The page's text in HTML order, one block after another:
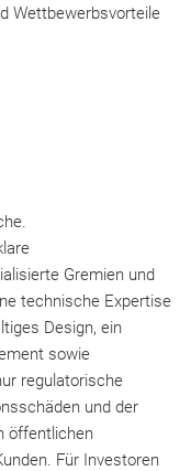
Wettbewerbsvorteile
Gremien und
technische Expertise
Design, ein
sowie
regulatorische
und der
öffentlichen
Für Investoren